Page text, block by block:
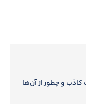
کاذب و چطور از آن‌ها